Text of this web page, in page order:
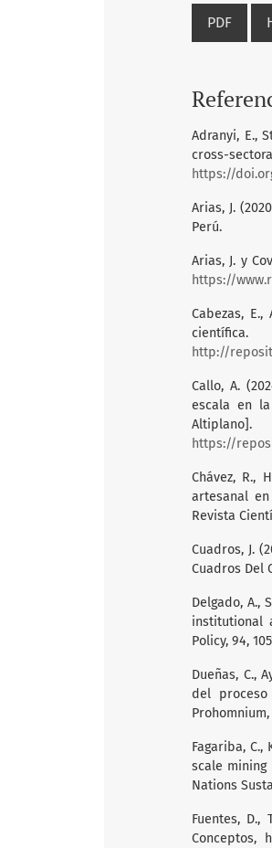
PDF
Adranyi, E.,
cross-
https://
Arias, J.
Perú.
Arias, J. y
https://
Cabezas,
http://
Callo, A.
escala en
https://
Chávez, R.,
artesanal
Revista
Cuadros, J.
Cuadros Del
Delgado, A.,
institutional
Policy, 94,
Dueñas, C.,
del
Prohomnium,
Fagariba,
scale mining
Nations
Fuentes, D.,
Conceptos,